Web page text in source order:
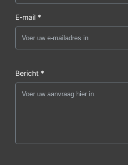
E-mail *
Bericht *